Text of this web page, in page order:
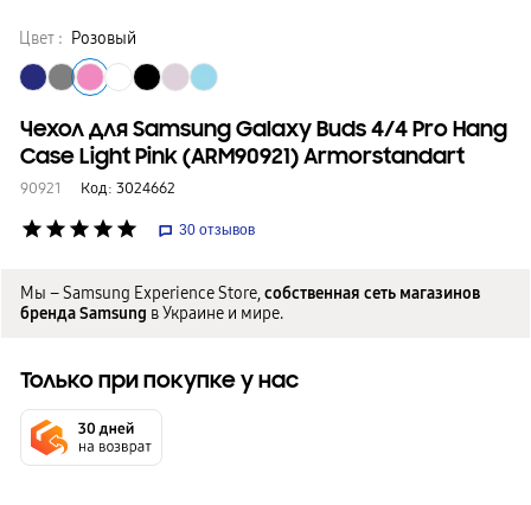
Цвет : Розовый
Чехол для Samsung Galaxy Buds 4/4 Pro Hang
Case Light Pink (ARM90921) Armorstandart
90921 Код: 3024662
star star star star star 30 отзывов
Мы – Samsung Experience Store,собственная сеть магазинов
бренда Samsung в Украине и мире.
Только при покупке у нас